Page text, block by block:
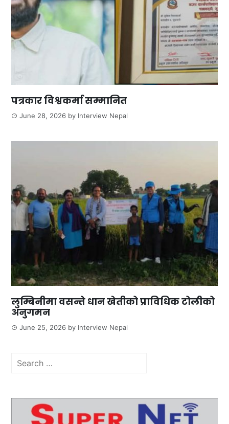
पत्रकार विश्वकर्मा सम्मानित
June 28, 2026 by Interview Nepal
लुम्बिनीमा वसन्ते धान खेतीको प्राविधिक टोलीको
अनुगमन
June 25, 2026 by Interview Nepal
Search